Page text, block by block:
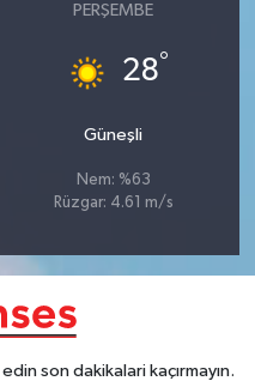
PERŞEMBE
28°
Güneşli
Nem: %63
Rüzgar: 4.61 m/s
son dakikalari kaçırmayın.